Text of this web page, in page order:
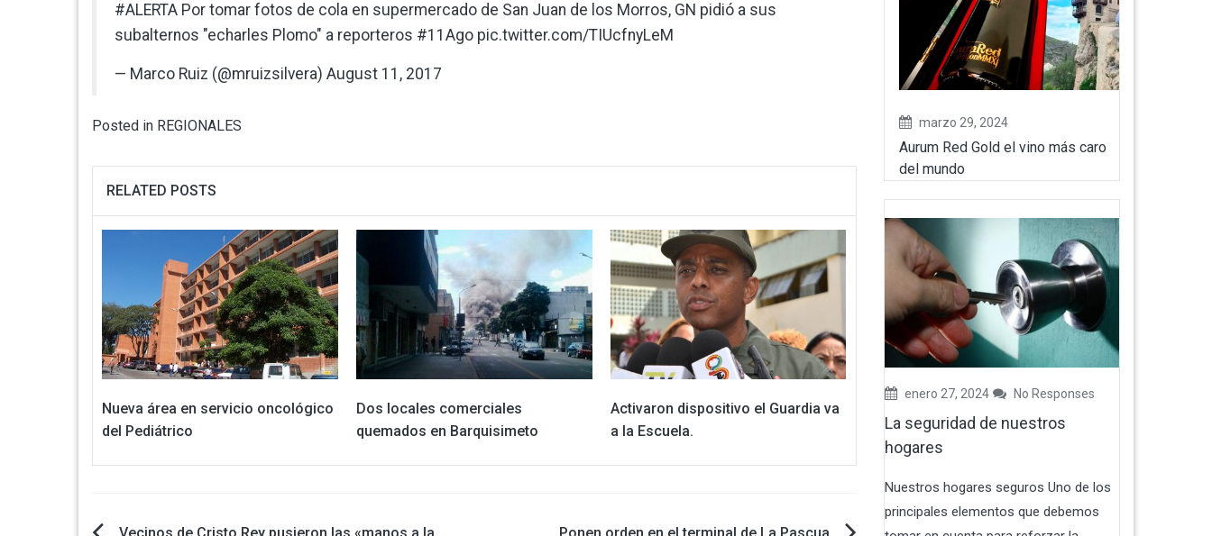
#ALERTA Por tomar fotos de cola en supermercado de San Juan de los Morros, GN pidió a sus
subalternos "echarles Plomo" a reporteros #11Ago pic.twitter.com/TIUcfnyLeM
— Marco Ruiz (@mruizsilvera) August 11, 2017
Posted in REGIONALES
RELATED POSTS
Nueva área en servicio oncológico
del Pediátrico
Dos locales comerciales
quemados en Barquisimeto
Activaron dispositivo el Guardia va
a la Escuela.
marzo 29, 2024
Aurum Red Gold el vino más caro
del mundo
enero 27, 2024 No Responses
La seguridad de nuestros
hogares
Nuestros hogares seguros Uno de los
principales elementos que debemos